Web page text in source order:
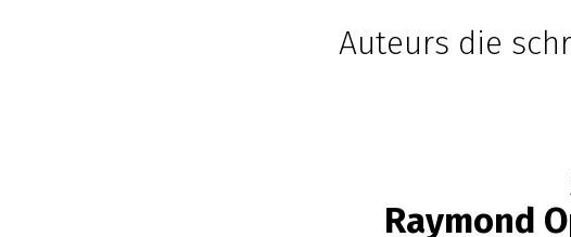
Auteurs die
Raymond